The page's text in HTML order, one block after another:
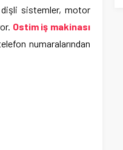
dişli sistemler, motor
Ostim iş makinası
numaralarından